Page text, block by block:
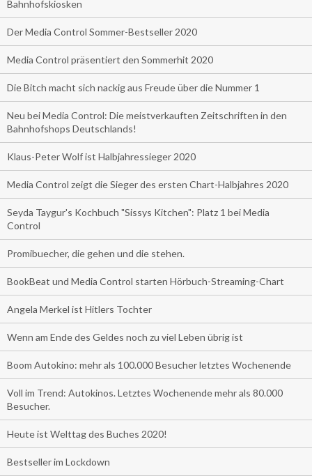
Bahnhofskiosken
Der Media Control Sommer-Bestseller 2020
Media Control präsentiert den Sommerhit 2020
Die Bitch macht sich nackig aus Freude über die Nummer 1
Neu bei Media Control: Die meistverkauften Zeitschriften in den
Bahnhofshops Deutschlands!
Klaus-Peter Wolf ist Halbjahressieger 2020
Media Control zeigt die Sieger des ersten Chart-Halbjahres 2020
Seyda Taygur's Kochbuch "Sissys Kitchen": Platz 1 bei Media
Control
Promibuecher, die gehen und die stehen.
BookBeat und Media Control starten Hörbuch-Streaming-Chart
Angela Merkel ist Hitlers Tochter
Wenn am Ende des Geldes noch zu viel Leben übrig ist
Boom Autokino: mehr als 100.000 Besucher letztes Wochenende
Voll im Trend: Autokinos. Letztes Wochenende mehr als 80.000
Besucher.
Heute ist Welttag des Buches 2020!
Bestseller im Lockdown